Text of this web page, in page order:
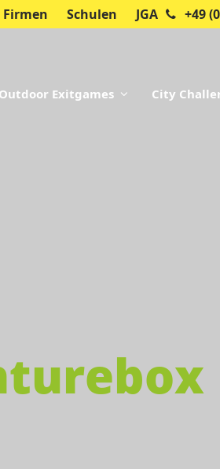
Firmen Schulen JGA +49
Outdoor Exitgames City